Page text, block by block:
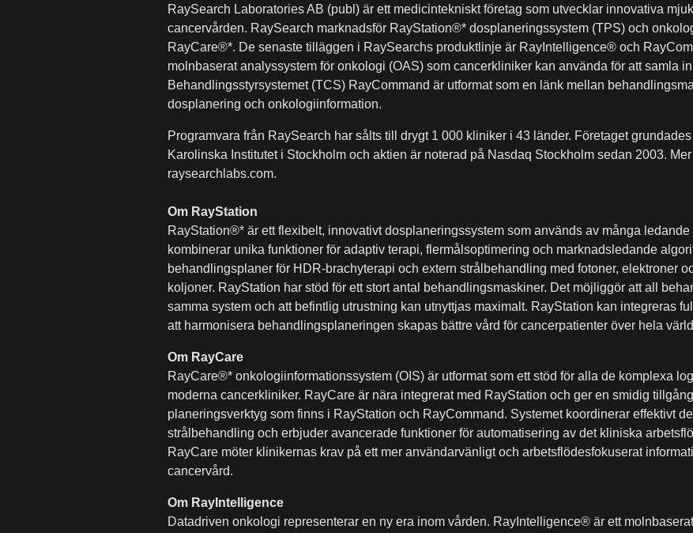
RaySearch Laboratories AB (publ) är ett medicintekniskt företag som utvecklar innovativa
cancervården. RaySearch marknadsför RayStation®* dosplaneringssystem (TPS) och
RayCare®*. De senaste tilläggen i RaySearchs produktlinje är RayIntelligence® och
molnbaserat analyssystem för onkologi (OAS) som cancerkliniker kan använda för att samla
Behandlingsstyrsystemet (TCS) RayCommand är utformat som en länk mellan
dosplanering och onkologiinformation.
Programvara från RaySearch har sålts till drygt 1 000 kliniker i 43 länder. Företaget
Karolinska Institutet i Stockholm och aktien är noterad på Nasdaq Stockholm sedan 2003.
raysearchlabs.com.
Om RayStation
RayStation®* är ett flexibelt, innovativt dosplaneringssystem som används av många
kombinerar unika funktioner för adaptiv terapi, flermålsoptimering och marknadsledande
behandlingsplaner för HDR-brachyterapi och extern strålbehandling med fotoner, elektroner
koljoner. RayStation har stöd för ett stort antal behandlingsmaskiner. Det möjliggör att all
samma system och att befintlig utrustning kan utnyttjas maximalt. RayStation kan integreras
att harmonisera behandlingsplaneringen skapas bättre vård för cancerpatienter över hela
Om RayCare
RayCare®* onkologiinformationssystem (OIS) är utformat som ett stöd för alla de komplexa
moderna cancerkliniker. RayCare är nära integrerat med RayStation och ger en smidig
planeringsverktyg som finns i RayStation och RayCommand. Systemet koordinerar effektivt
strålbehandling och erbjuder avancerade funktioner för automatisering av det kliniska
RayCare möter klinikernas krav på ett mer användarvänligt och arbetsflödesfokuserat
cancervård.
Om RayIntelligence
Datadriven onkologi representerar en ny era inom vården. RayIntelligence® är ett